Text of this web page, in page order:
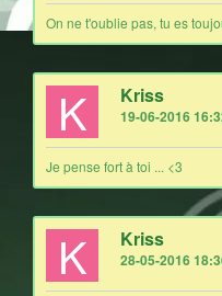
On ne t'oublie pas, tu es
K Kriss
19-06-2016
Je pense fort à toi ... <3
K Kriss
28-05-2016